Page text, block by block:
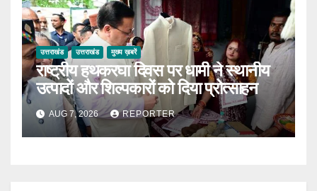
उत्तराखंड उत्तराखंड मुख्य ख़बरें
राष्ट्रीय हथकरघा दिवस पर धामी ने स्थानीय
उत्पादों और शिल्पकारों को दिया प्रोत्साहन
AUG 7, 2026 REPORTER